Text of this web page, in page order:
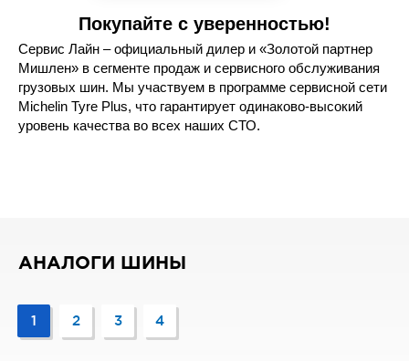
Покупайте с уверенностью!
Сервис Лайн – официальный дилер и «Золотой партнер
Мишлен» в сегменте продаж и сервисного обслуживания
грузовых шин. Мы участвуем в программе сервисной сети
Michelin Tyre Plus, что гарантирует одинаково-высокий
уровень качества во всех наших СТО.
АНАЛОГИ ШИНЫ
1 2 3 4